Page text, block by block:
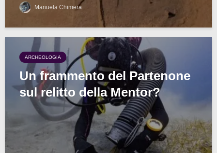
Manuela Chimera
ARCHEOLOGIA
Un frammento del Partenone
sul relitto della Mentor?